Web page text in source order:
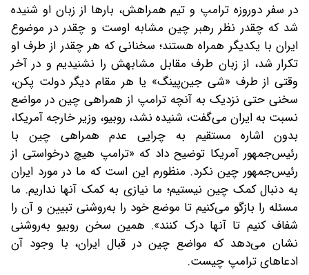
در‌ سفر دو‌روزه ترامپ و تیم همراهش، بارها از زبان او شنیده
شد که چقدر نظر رهبر چین مشابه اوست و چقدر در موضوع
ایران با یکدیگر همراه هستند؛ سخنانی که هر چقدر از طرف او
تکرار شد، از زبان طرف مقابل‌ مشابهش را نشنیدیم و در آخر
وقتی از طرف «شی جین‌پینگ» یا هر مقام دیگر دولت پکن،
سخنی حتی نزدیک به آنچه ترامپ از همراهی چین در مواضع
نسبت به ایران می‌گفت، شنیده نشد، روبیو، وزیر خارجه آمریکا،
بدون اشاره مستقیم به چرایی عدم همراهی چین با
رئیس‌جمهور آمریکا توضیح داد که «ترامپ هیچ درخواستی از
رئیس‌جمهور چین نکرد. منظورم این است که ما در مورد ایران
به‌ دنبال کمک چین نیستیم؛ ما نیازی به کمک آنها نداریم. ما
مسئله را بازگو می‌کنیم تا موضع خود را به‌روشنی تبیین و آن را
شفاف کنیم تا آنها درک کنند». همین سخن روبیو به‌روشنی
نشان می‌دهد که مواضع چین در قبال ایران، با وجود آن
ادعاهای ترامپ چیست.